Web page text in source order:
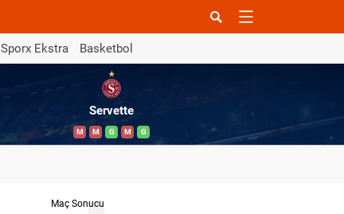
Sporx Ekstra Basketbol
Servette
M M G M G
Maç Sonucu